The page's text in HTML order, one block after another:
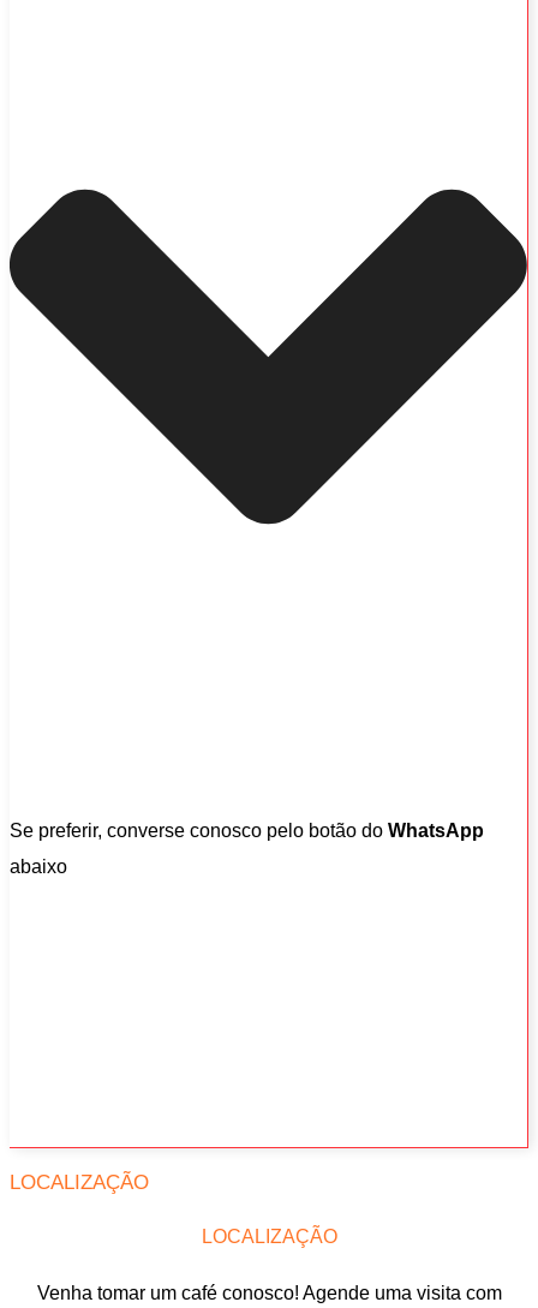
Se preferir, converse conosco pelo botão do WhatsApp
abaixo
LOCALIZAÇÃO
LOCALIZAÇÃO
Venha tomar um café conosco! Agende uma visita com